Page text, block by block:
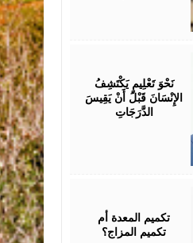
نَحْوَ تَعْلِيمٍ يَكْتَشِفُ
الإِنْسَانَ قَبْلَ أَنْ يَقِيسَ
الدَّرَجَاتِ
تكميم المعدة أم
تكميم المزاج؟